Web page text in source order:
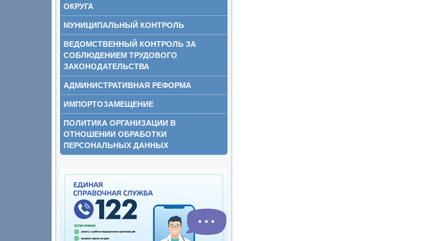
ОКРУГА
МУНИЦИПАЛЬНЫЙ КОНТРОЛЬ
ВЕДОМСТВЕННЫЙ КОНТРОЛЬ ЗА
СОБЛЮДЕНИЕМ ТРУДОВОГО
ЗАКОНОДАТЕЛЬСТВА
АДМИНИСТРАТИВНАЯ РЕФОРМА
ИМПОРТОЗАМЕЩЕНИЕ
ПОЛИТИКА ОРГАНИЗАЦИИ В
ОТНОШЕНИИ ОБРАБОТКИ
ПЕРСОНАЛЬНЫХ ДАННЫХ